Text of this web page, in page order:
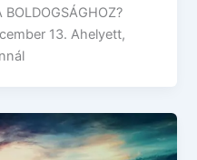
BOLDOGSÁGHOZ?
13. Ahelyett,